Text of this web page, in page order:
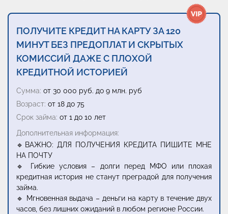
ПОЛУЧИТЕ КРЕДИТ НА КАРТУ ЗА 120
МИНУТ БЕЗ ПРЕДОПЛАТ И СКРЫТЫХ
КОМИССИЙ ДАЖЕ С ПЛОХОЙ
КРЕДИТНОЙ ИСТОРИЕЙ
Сумма: от 30 000 руб. до 9 млн. руб
Возраст: от 18 до 75
Срок займа: от 1 до 10 лет
Дополнительная информация:
🔹ВАЖНО: ДЛЯ ПОЛУЧЕНИЯ КРЕДИТА ПИШИТЕ МНЕ
НА ПОЧТУ
🔹 Гибкие условия – долги перед МФО или плохая
кредитная история не станут преградой для получения
займа.
🔹 Мгновенная выдача – деньги на карту в течение двух
часов, без лишних ожиданий в любом регионе России.